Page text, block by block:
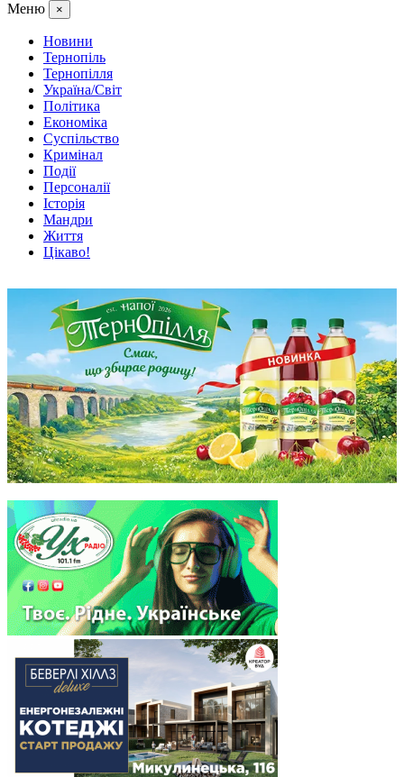
Меню ×
Новини
Тернопіль
Тернопілля
Україна/Світ
Політика
Економіка
Суспільство
Кримінал
Події
Персоналії
Історія
Мандри
Життя
Цікаво!